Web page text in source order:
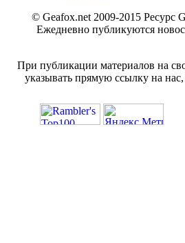
© Geafox.net 2009-2015 Ресурс
Ежедневно публикуются
При публикации материалов на
указывать прямую ссылку на